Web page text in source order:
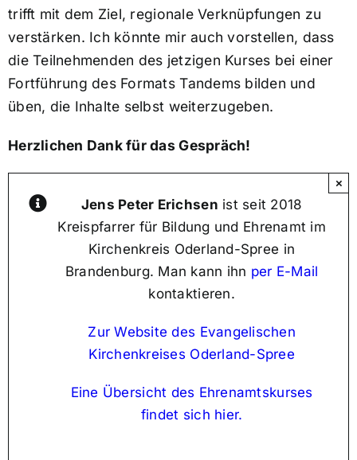
trifft mit dem Ziel, regionale Verknüpfungen zu
verstärken. Ich könnte mir auch vorstellen, dass
die Teilnehmenden des jetzigen Kurses bei einer
Fortführung des Formats Tandems bilden und
üben, die Inhalte selbst weiterzugeben.
Herzlichen Dank für das Gespräch!
Jens Peter Erichsen ist seit 2018
Kreispfarrer für Bildung und Ehrenamt im
Kirchenkreis Oderland-Spree in
Brandenburg. Man kann ihn per E-Mail
kontaktieren.
Zur Website des Evangelischen
Kirchenkreises Oderland-Spree
Eine Übersicht des Ehrenamtskurses
findet sich hier.
×